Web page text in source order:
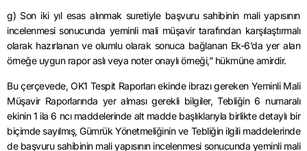
g) Son iki yıl esas alınmak suretiyle başvuru sahibinin mali yapısının
incelenmesi sonucunda yeminli mali müşavir tarafından karşılaştırmalı
olarak hazırlanan ve olumlu olarak sonuca bağlanan Ek-6’da yer alan
örneğe uygun rapor aslı veya noter onaylı örneği,” hükmüne amirdir.
Bu çerçevede, OK1 Tespit Raporları ekinde ibrazı gereken Yeminli Mali
Müşavir Raporlarında yer alması gerekli bilgiler, Tebliğin 6 numaralı
ekinin 1 ila 6 ncı maddelerinde alt madde başlıklarıyla birlikte detaylı bir
biçimde sayılmış, Gümrük Yönetmeliğinin ve Tebliğin ilgili maddelerinde
de başvuru sahibinin mali yapısının incelenmesi sonucunda yeminli mali